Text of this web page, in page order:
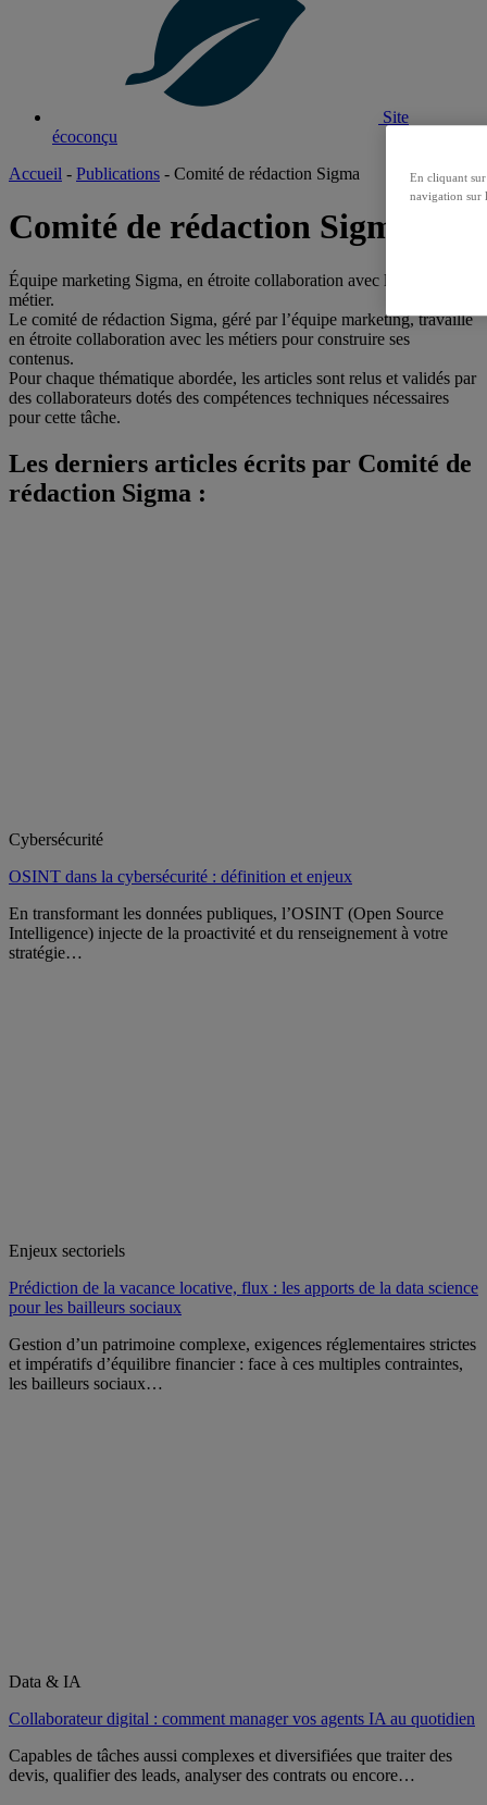
Site
écoconçu
Accueil - Publications - Comité de rédaction Sigma
Comité de rédaction Sigma
Équipe marketing Sigma, en étroite collaboration avec les experts
métier.
Le comité de rédaction Sigma, géré par l’équipe marketing, travaille
en étroite collaboration avec les métiers pour construire ses
contenus.
Pour chaque thématique abordée, les articles sont relus et validés par
des collaborateurs dotés des compétences techniques nécessaires
pour cette tâche.
Les derniers articles écrits par Comité de
rédaction Sigma :
Cybersécurité
OSINT dans la cybersécurité : définition et enjeux
En transformant les données publiques, l’OSINT (Open Source
Intelligence) injecte de la proactivité et du renseignement à votre
stratégie…
Enjeux sectoriels
Prédiction de la vacance locative, flux : les apports de la data science
pour les bailleurs sociaux
Gestion d’un patrimoine complexe, exigences réglementaires strictes
et impératifs d’équilibre financier : face à ces multiples contraintes,
les bailleurs sociaux…
Data & IA
Collaborateur digital : comment manager vos agents IA au quotidien
Capables de tâches aussi complexes et diversifiées que traiter des
devis, qualifier des leads, analyser des contrats ou encore…
En cliquant
navigation sur